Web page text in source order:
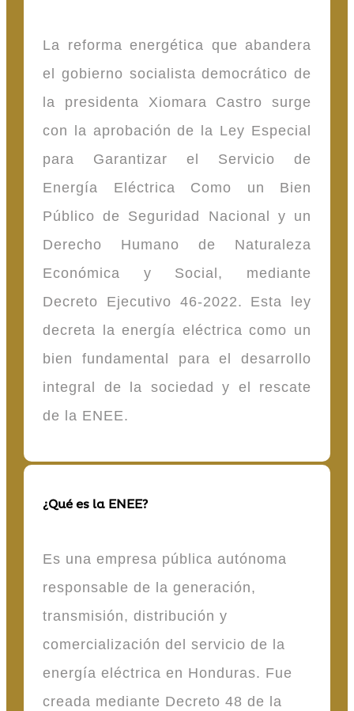
La reforma energética que abandera
el gobierno socialista democrático de
la presidenta Xiomara Castro surge
con la aprobación de la Ley Especial
para Garantizar el Servicio de
Energía Eléctrica Como un Bien
Público de Seguridad Nacional y un
Derecho Humano de Naturaleza
Económica y Social, mediante
Decreto Ejecutivo 46-2022. Esta ley
decreta la energía eléctrica como un
bien fundamental para el desarrollo
integral de la sociedad y el rescate
de la ENEE.
¿Qué es la ENEE?
Es una empresa pública autónoma
responsable de la generación,
transmisión, distribución y
comercialización del servicio de la
energía eléctrica en Honduras. Fue
creada mediante Decreto 48 de la